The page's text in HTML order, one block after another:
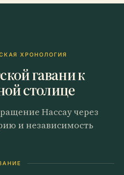
ХРОНОЛОГИЯ
гавани к
столице
Нассау через
и независимость